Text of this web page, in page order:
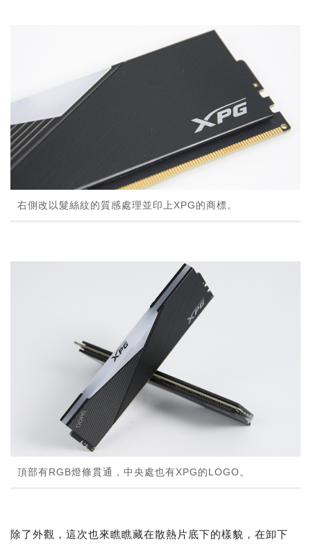
右側改以髮絲紋的質感處理並印上XPG的商標。
頂部有RGB燈條貫通，中央處也有XPG的LOGO。
除了外觀，這次也來瞧瞧藏在散熱片底下的樣貌，在卸下